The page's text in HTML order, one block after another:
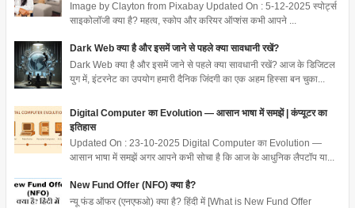
Image by Clayton from Pixabay Updated On : 5-12-2025 स्पोर्ट्स
साइकोलॉजी क्या है? महत्व, स्कोप और करियर ऑप्शंस कभी आपने ...
Dark Web क्या है और इसमें जाने से पहले क्या सावधानी रखें?
Dark Web क्या है और इसमें जाने से पहले क्या सावधानी रखें? आज के डिजिटल
युग में, इंटरनेट का उपयोग हमारी दैनिक जिंदगी का एक अहम हिस्सा बन चुका...
Digital Computer का Evolution — आसान भाषा में समझें | कंप्यूटर का
इतिहास
Updated On : 23-10-2025 Digital Computer का Evolution —
आसान भाषा में समझें अगर आपने कभी सोचा है कि आज के आधुनिक लैपटॉप या...
New Fund Offer (NFO) क्या है?
न्यू फंड ऑफर (एनएफओ) क्या है? हिंदी में [What is New Fund Offer